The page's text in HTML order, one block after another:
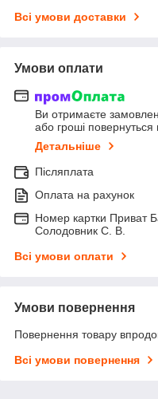
Всі умови доставки
Умови оплати
Ви отримаєте
або гроші повернуться
Детальніше
Післяплата
Оплата на рахунок
Номер картки Приват
Солодовник С. В.
Всі умови оплати
Умови повернення
Повернення товару
Всі умови повернення